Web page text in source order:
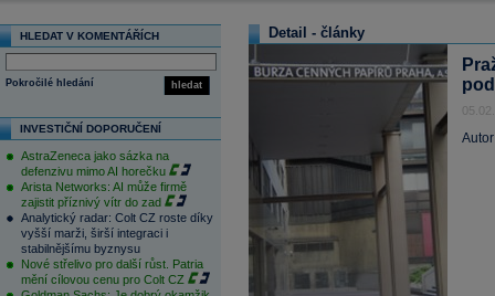
HLEDAT V KOMENTÁŘÍCH
hledat
Pokročilé hledání
INVESTIČNÍ DOPORUČENÍ
AstraZeneca jako sázka na
defenzivu mimo AI horečku
Arista Networks: AI může firmě
zajistit příznivý vítr do zad
Analytický radar: Colt CZ roste díky
vyšší marži, širší integraci i
stabilnějšímu byznysu
Nové střelivo pro další růst. Patria
mění cílovou cenu pro Colt CZ
Detail - články